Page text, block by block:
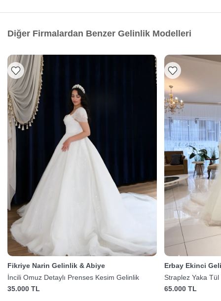
Diğer Firmalardan Benzer Gelinlik Modelleri
Fikriye Narin Gelinlik & Abiye
İncili Omuz Detaylı Prenses Kesim Gelinlik
35.000 TL
Erbay Ekinci
Straplez Yaka
65.000 TL